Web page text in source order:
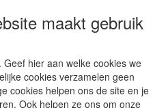
21% BTW
maakt gebruik
hier aan welke cookies we
cookies verzamelen geen
cookies helpen ons de site en je
Ook helpen ze ons om onze